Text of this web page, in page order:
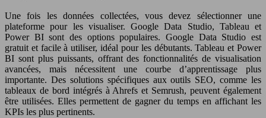
Une fois les données collectées, vous devez sélectionner une
plateforme pour les visualiser. Google Data Studio, Tableau et
Power BI sont des options populaires. Google Data Studio est
gratuit et facile à utiliser, idéal pour les débutants. Tableau et Power
BI sont plus puissants, offrant des fonctionnalités de visualisation
avancées, mais nécessitent une courbe d’apprentissage plus
importante. Des solutions spécifiques aux outils SEO, comme les
tableaux de bord intégrés à Ahrefs et Semrush, peuvent également
être utilisées. Elles permettent de gagner du temps en affichant les
KPIs les plus pertinents.